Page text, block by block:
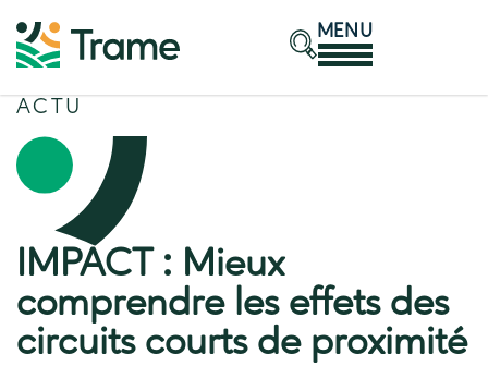
MENU
ACTU
IMPACT : Mieux
comprendre les effets des
circuits courts de proximité